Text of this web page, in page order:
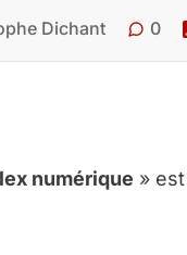
Dichant 0
numérique »